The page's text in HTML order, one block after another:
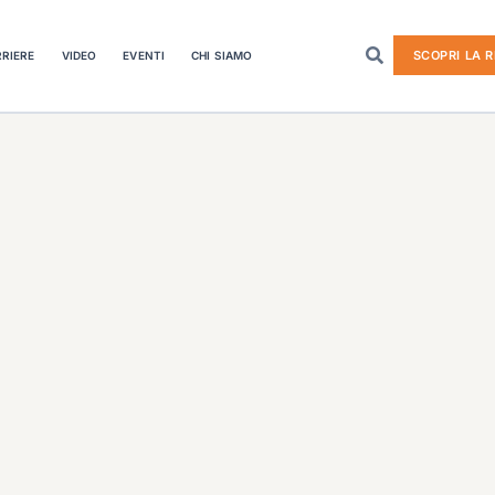
VIDEO EVENTI CHI SIAMO SCOPRI LA